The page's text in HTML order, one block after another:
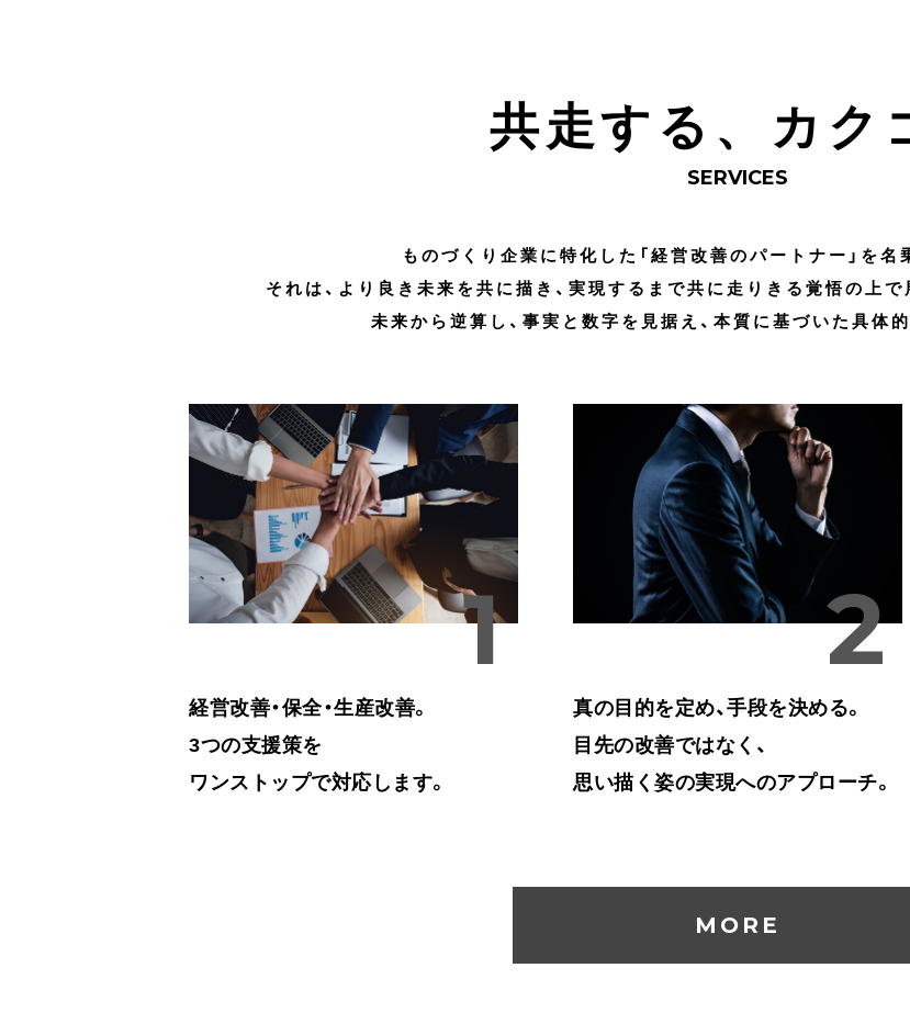
共走する 、 カク
SERVICES
ものづくり企業に特化した「経営改善のパートナー」を名
それは、より良き未来を共に描き、実現するまで共に走りきる覚悟の上で
未来から逆算し、事実と数字を見据え、本質に基づいた具体
経営改善・保全・生産改善。
3つの支援策を
ワンストップで対応します。
真の目的を定め、手段を決める。
目先の改善ではなく、
思い描く姿の実現へのアプローチ。
MORE